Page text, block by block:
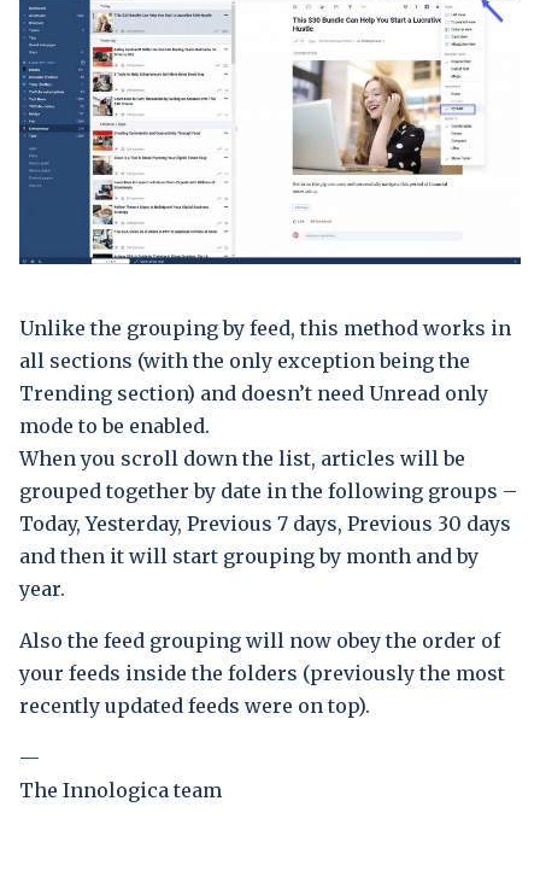
Unlike the grouping by feed, this method works in
all sections (with the only exception being the
Trending section) and doesn’t need Unread only
mode to be enabled.
When you scroll down the list, articles will be
grouped together by date in the following groups –
Today, Yesterday, Previous 7 days, Previous 30 days
and then it will start grouping by month and by
year.
Also the feed grouping will now obey the order of
your feeds inside the folders (previously the most
recently updated feeds were on top).
—
The Innologica team